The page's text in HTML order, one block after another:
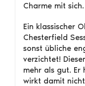
Charme mit sich.
Ein klassischer
Chesterfield
sonst übliche
verzichtet!
mehr als gut. Er
wirkt damit